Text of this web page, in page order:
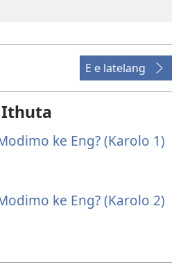
E e latelang
Ithuta
ke Eng? (Karolo 1)
ke Eng? (Karolo 2)